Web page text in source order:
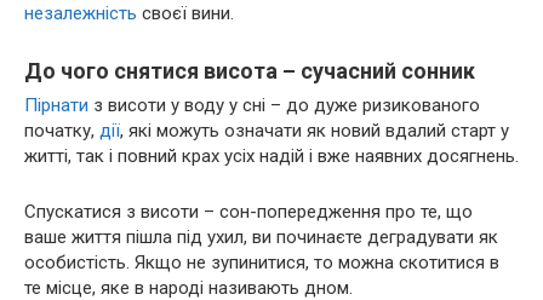
незалежність своєї вини.
До чого снятися висота – сучасний сонник
Пірнати з висоти у воду у сні – до дуже ризикованого
початку, дії, які можуть означати як новий вдалий старт у
житті, так і повний крах усіх надій і вже наявних досягнень.
Спускатися з висоти – сон-попередження про те, що
ваше життя пішла під ухил, ви починаєте деградувати як
особистість. Якщо не зупинитися, то можна скотитися в
те місце, яке в народі називають дном.